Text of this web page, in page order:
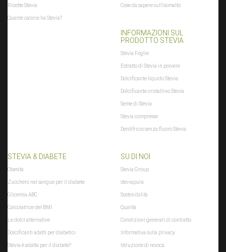
Ricette Stevia
Quante calorie ha Stevia?
Cose da sapere sull'isomalto
INFORMAZIONI SUL
PRODOTTO STEVIA
Stevia Foglie
Estratto di Stevia in polvere
Dolcificante liquido Stevia
Dolcificante cristallino Stevia
Seme di Stevia
Stevia compresse
Dentifricio senza fluoro Stevia
STEVIA & DIABETE
Obesità
Zucchero nel sangue per il diabete
Glicemia ABC
Calcolatrice del BMI
Le dolci alternative
Dolcificanti adatti per diabetici
Stevia è adatta per il diabete?
SU DI NOI
Stevia Group
steviapura
Sostenibilità
Qualità
Condizioni generali di contratto
Informativa sulla privacy
Istruzione di revoca